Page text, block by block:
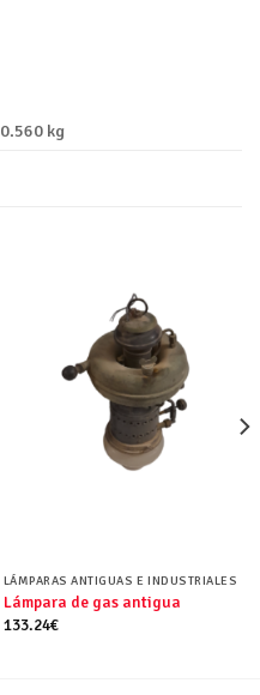
0.560 kg
LÁMPARAS ANTIGUAS E INDUSTRIALES
Lámpara de gas antigua
133.24€